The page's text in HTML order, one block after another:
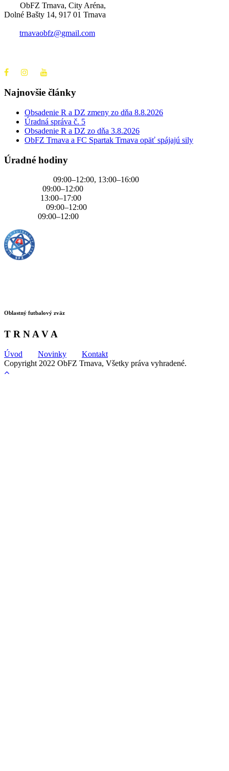
ObFZ Trnava, City Aréna,
Dolné Bašty 14, 917 01 Trnava
trnavaobfz@gmail.com
Najnovšie články
Obsadenie R a DZ zmeny zo dňa 8.8.2026
Úradná správa č. 5
Obsadenie R a DZ zo dňa 3.8.2026
ObFZ Trnava a FC Spartak Trnava opäť spájajú sily
Úradné hodiny
09:00–12:00, 13:00–16:00
09:00–12:00
13:00–17:00
09:00–12:00
09:00–12:00
Oblastný futbalový zväz
T R N A V A
Úvod Novinky
Kontakt
Copyright 2022 ObFZ Trnava, Všetky práva vyhradené.